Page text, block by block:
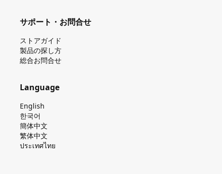
サポート・お問合せ
ストアガイド
製品の探し⽅
総合お問合せ
Language
English
한국어
簡体中文
繁体中文
ประเทศไทย